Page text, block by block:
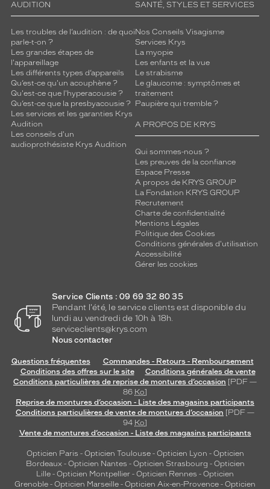
AUDITION
Les troubles de l’audition : de quoi
parle-t-on ?
Les grandes étapes de
l'appareillage
Les différents types d’appareils
Qu’est-ce qu'un acouphène ?
Qu'est-ce que l'hyperacousie ?
Qu’est-ce que la presbyacousie ?
Les services et les garanties Krys
Audition
Les conseils d'un
audioprothésiste Krys Audition
SANTÉ, STYLES ET SERVICES
Nos Conseils Visagisme
Services Krys
La myopie
Les enfants et la vue
Le strabisme
Le glaucome : symptômes et
traitement
Paupière qui tremble ?
A PROPOS DE KRYS
Qui sommes-nous ?
Les preuves de la confiance
Espace Presse
A propos de KRYS GROUP
La Fondation KRYS GROUP
Recrutement
Charte de confidentialité
Mentions Légales
Politique des Cookies
Conditions générales d'utilisation
Accessibilité
Gérer les cookies
Service Clients : 09 69 32 80 35
Pendant l'été, le service clients est disponible du
lundi au vendredi de 10h à 18h.
serviceclients@krys.com
Nous contacter
Questions fréquentes
Commandes - Retours - Remboursement
Conditions des offres sur le site
Conditions générales de vente
Conditions particulières de reprise de montures d’occasion [PDF —
86 Ko]
Reprise de montures d’occasion - Liste des magasins participants
Conditions particulières de vente de montures d’occasion [PDF —
94 Ko]
Vente de montures d’occasion - Liste des magasins participants
Opticien Paris - Opticien Toulouse- Opticien Lyon - Opticien
Bordeaux- Opticien Nantes - Opticien Strasbourg - Opticien
Lille - Opticien Montpellier - Opticien Rennes - Opticien
Grenoble - Opticien Marseille - Opticien Aix-en-Provence - Opticien